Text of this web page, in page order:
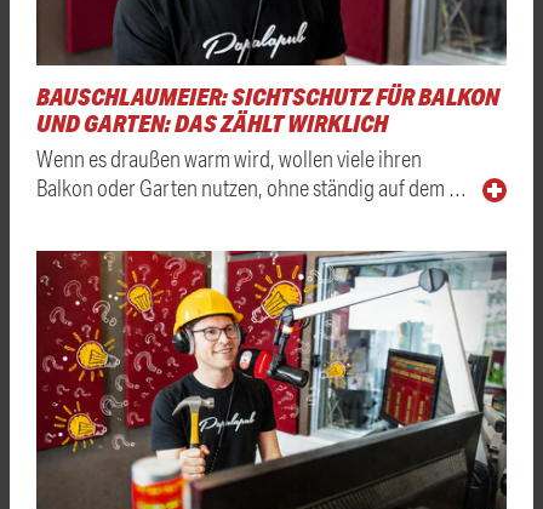
BAUSCHLAUMEIER: SICHTSCHUTZ FÜR BALKON
UND GARTEN: DAS ZÄHLT WIRKLICH
Wenn es draußen warm wird, wollen viele ihren
Balkon oder Garten nutzen, ohne ständig auf dem …